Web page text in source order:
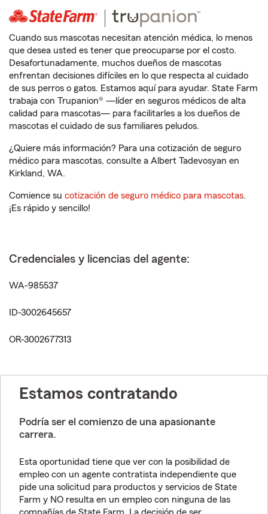
Cuando sus mascotas necesitan atención médica, lo menos
que desea usted es tener que preocuparse por el costo.
Desafortunadamente, muchos dueños de mascotas
enfrentan decisiones difíciles en lo que respecta al cuidado
de sus perros o gatos. Estamos aquí para ayudar. State Farm
trabaja con Trupanion® —líder en seguros médicos de alta
calidad para mascotas— para facilitarles a los dueños de
mascotas el cuidado de sus familiares peludos.
¿Quiere más información? Para una cotización de seguro
médico para mascotas, consulte a Albert Tadevosyan en
Kirkland, WA.
Comience su cotización de seguro médico para mascotas.
¡Es rápido y sencillo!
Credenciales y licencias del agente:
WA-985537
ID-3002645657
OR-3002677313
Estamos contratando
Podría ser el comienzo de una apasionante
carrera.
Esta oportunidad tiene que ver con la posibilidad de
empleo con un agente contratista independiente que
pide una solicitud para productos y servicios de State
Farm y NO resulta en un empleo con ninguna de las